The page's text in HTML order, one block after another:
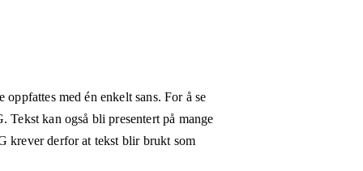
med én enkelt sans. For å se
kan også bli presentert på mange
krever derfor at tekst blir brukt som